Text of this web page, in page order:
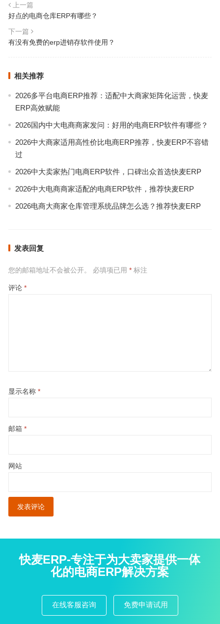
上一篇
好点的电商仓库ERP有哪些？
下一篇
有没有免费的erp进销存软件使用？
相关推荐
2026多平台电商ERP推荐：适配中大商家矩阵化运营，快麦
ERP高效赋能
2026国内中大电商商家发问：好用的电商ERP软件有哪些？
2026中大商家适用高性价比电商ERP推荐，快麦ERP不容错
过
2026中大卖家热门电商ERP软件，口碑出众首选快麦ERP
2026中大电商商家适配的电商ERP软件，推荐快麦ERP
2026电商大商家仓库管理系统品牌怎么选？推荐快麦ERP
发表回复
您的邮箱地址不会被公开。 必填项已用 *标注
评论 *
显示名称 *
邮箱 *
网站
快麦ERP-专注于为大卖家提供一体
化的电商ERP解决方案
在线客服咨询 免费申请试用